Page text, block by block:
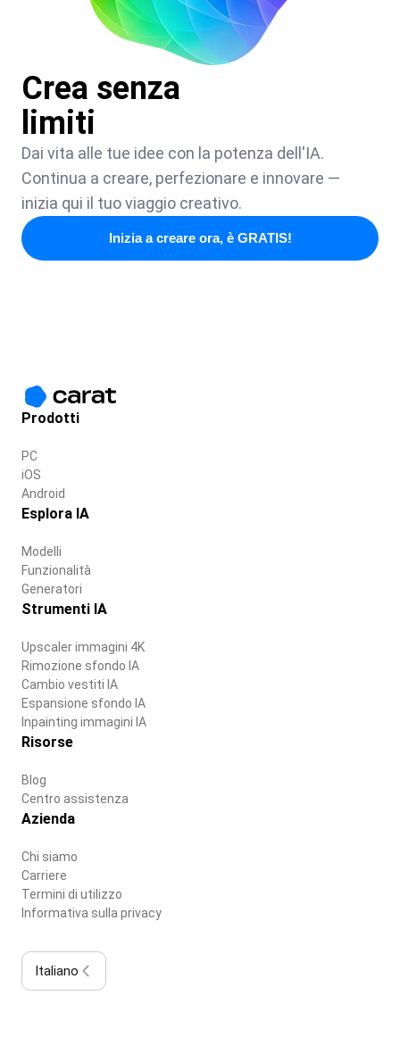
Crea senza
limiti
Dai vita alle tue idee con la potenza dell'IA.
Continua a creare, perfezionare e innovare —
inizia qui il tuo viaggio creativo.
Inizia a creare ora, è GRATIS!
Prodotti
PC
iOS
Android
Esplora IA
Modelli
Funzionalità
Generatori
Strumenti IA
Upscaler immagini 4K
Rimozione sfondo IA
Cambio vestiti IA
Espansione sfondo IA
Inpainting immagini IA
Risorse
Blog
Centro assistenza
Azienda
Chi siamo
Carriere
Termini di utilizzo
Informativa sulla privacy
Italiano